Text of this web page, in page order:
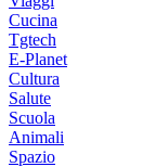
Cucina
Tgtech
E-Planet
Cultura
Salute
Scuola
Animali
Spazio